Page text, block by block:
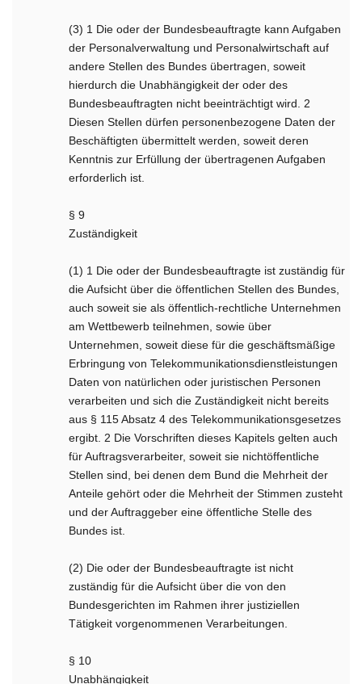
(3) 1 Die oder der Bundesbeauftragte kann Aufgaben
der Personalverwaltung und Personalwirtschaft auf
andere Stellen des Bundes übertragen, soweit
hierdurch die Unabhängigkeit der oder des
Bundesbeauftragten nicht beeinträchtigt wird. 2
Diesen Stellen dürfen personenbezogene Daten der
Beschäftigten übermittelt werden, soweit deren
Kenntnis zur Erfüllung der übertragenen Aufgaben
erforderlich ist.
§ 9
Zuständigkeit
(1) 1 Die oder der Bundesbeauftragte ist zuständig für
die Aufsicht über die öffentlichen Stellen des Bundes,
auch soweit sie als öffentlich-rechtliche Unternehmen
am Wettbewerb teilnehmen, sowie über
Unternehmen, soweit diese für die geschäftsmäßige
Erbringung von Telekommunikationsdienstleistungen
Daten von natürlichen oder juristischen Personen
verarbeiten und sich die Zuständigkeit nicht bereits
aus § 115 Absatz 4 des Telekommunikationsgesetzes
ergibt. 2 Die Vorschriften dieses Kapitels gelten auch
für Auftragsverarbeiter, soweit sie nichtöffentliche
Stellen sind, bei denen dem Bund die Mehrheit der
Anteile gehört oder die Mehrheit der Stimmen zusteht
und der Auftraggeber eine öffentliche Stelle des
Bundes ist.
(2) Die oder der Bundesbeauftragte ist nicht
zuständig für die Aufsicht über die von den
Bundesgerichten im Rahmen ihrer justiziellen
Tätigkeit vorgenommenen Verarbeitungen.
§ 10
Unabhängigkeit